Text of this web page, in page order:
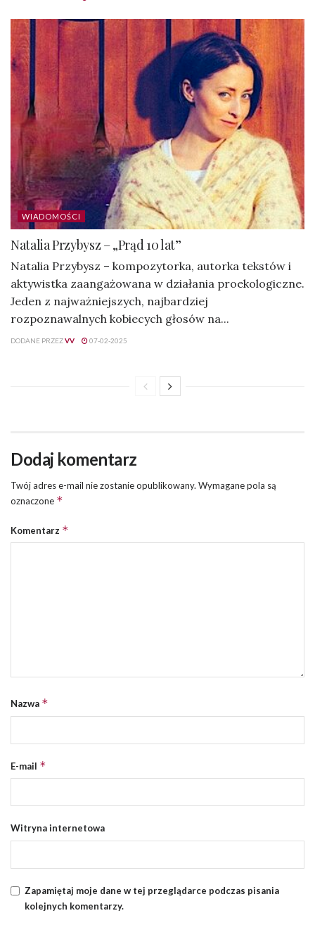
WIADOMOŚCI
Natalia Przybysz – „Prąd 10 lat”
Natalia Przybysz – kompozytorka, autorka tekstów i
aktywistka zaangażowana w działania proekologiczne.
Jeden z najważniejszych, najbardziej
rozpoznawalnych kobiecych głosów na...
DODANE PRZEZVV 07-02-2025
Dodaj komentarz
Twój adres e-mail nie zostanie opublikowany. Wymagane pola są
oznaczone *
Komentarz *
Nazwa *
E-mail *
Witryna internetowa
Zapamiętaj moje dane w tej przeglądarce podczas pisania
kolejnych komentarzy.